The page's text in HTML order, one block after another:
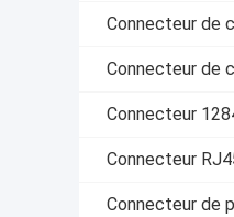
Connecteur de
Connecteur de
Connecteur
Connecteur
Connecteur de